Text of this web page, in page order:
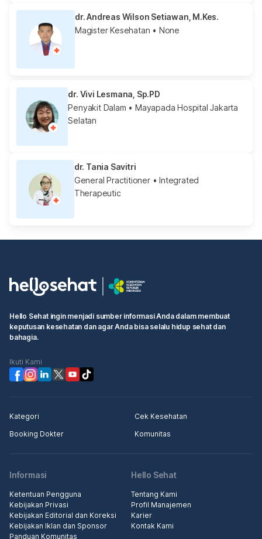
dr. Andreas Wilson Setiawan, M.Kes.
Magister Kesehatan • None
dr. Vivi Lesmana, Sp.PD
Penyakit Dalam • Mayapada Hospital Jakarta
Selatan
dr. Tania Savitri
General Practitioner• Integrated
Therapeutic
Hello Sehat ingin menjadi sumber informasi Anda dalam membuat
keputusan kesehatan dan agar Anda bisa selalu hidup sehat dan
bahagia.
Ikuti Kami
Kategori
Cek Kesehatan
Booking Dokter
Komunitas
Informasi
Ketentuan Pengguna
Kebijakan Privasi
Kebijakan Editorial dan Koreksi
Kebijakan Iklan dan Sponsor
Panduan Komunitas
Hello Sehat
Tentang Kami
Profil Manajemen
Karier
Kontak Kami